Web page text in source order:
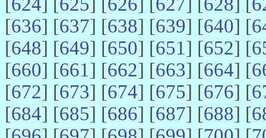
[636] [637] [638] [639] [640] [
[648] [649] [650] [651] [652] [
[660] [661] [662] [663] [664] [
[672] [673] [674] [675] [676] [
[684] [685] [686] [687] [688] [